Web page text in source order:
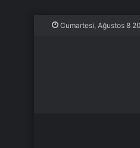
Cumartesi, Ağustos 8